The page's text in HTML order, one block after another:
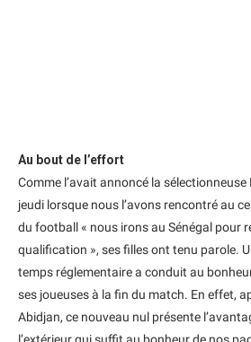
Au bout de l’effort
Comme l’avait annoncé la
jeudi lorsque nous l’avons rencontré au
du football « nous irons au Sénégal pour
qualification », ses filles ont tenu parole.
temps réglementaire a conduit au
ses joueuses à la fin du match. En effet,
Abidjan, ce nouveau nul présente
l’extérieur qui suffit au bonheur de nos